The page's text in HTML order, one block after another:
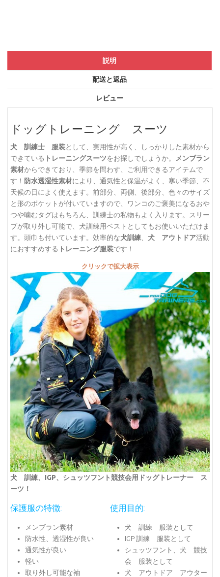
説明
配送と返品
レビュー
ドッグトレーニング スーツ
犬 訓練士 服装として、実用性が高く、しっかりした素材から
できている トレーニングスーツをお探しでしょうか。
メンブラン
素材からできており、季節を問わす、ご利用できるアイテムで
す！ 防水透湿性素材により、通気性と保温がよく、寒い季節、不
天候の日によく使えます。前部分、両側、後部分、色々のサイズ
と形のポケットが付いていますので、ワンコのご褒美になるおや
つや噛むタグはもちろん、訓練士の私物もよく入ります。スリー
ブが取り外し可能で、犬訓練用ベストとしてもお使いいただけま
す。頭巾も付いています。効率的な犬訓練 犬 アウトドア活動
におすすめする トレーニング服装です！
クリックで拡大表示
犬 訓練、IGP、シュッツフント競技会用ドッグトレーナー ス
ーツ！
保護服の特徴:
メンブラン素材
防水性、透湿性が良い
通気性が良い
軽い
取り外し可能な袖
使用目的:
犬 訓練 服装として
IGP 訓練 服装として
シュッツフント、犬 競技
会 服装として
犬 アウトドア アウター